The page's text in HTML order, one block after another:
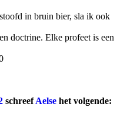
in bruin bier, sla ik ook
doctrine. Elke profeet is een
schreefAelse het volgende: